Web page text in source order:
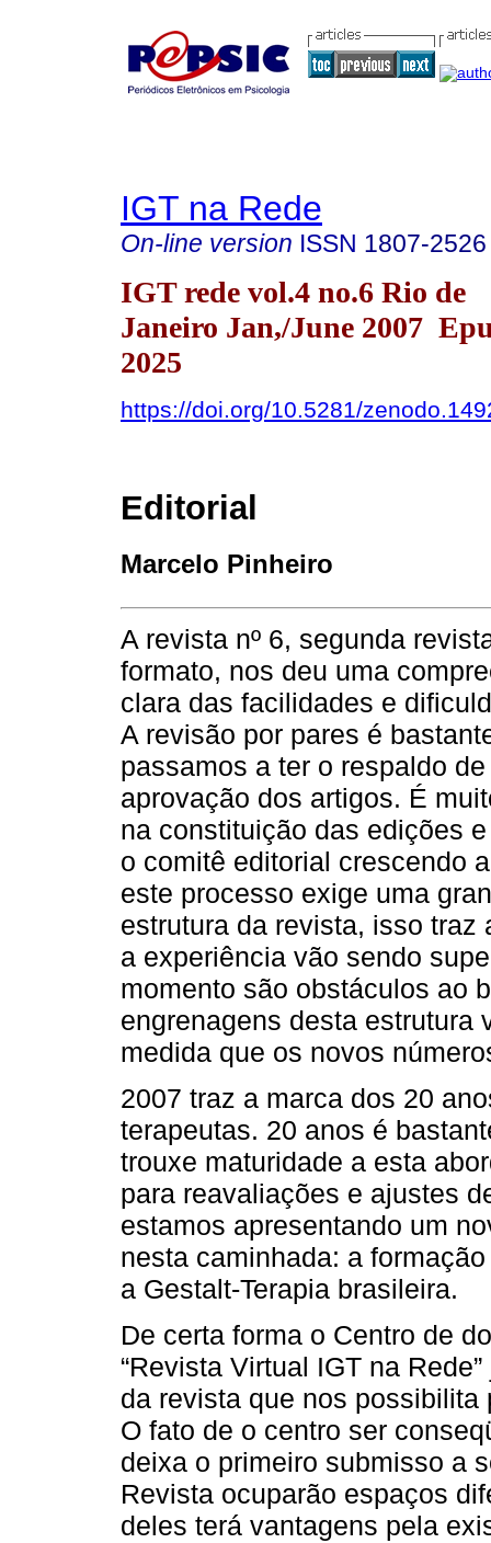
IGT na Rede
On-line version ISSN 1807-2526
IGT rede vol.4 no.6 Rio de
Janeiro Jan,/June 2007
2025
https://doi.org/10.5281/
Editorial
Marcelo Pinheiro
A revista nº 6, segunda
formato, nos deu uma
clara das facilidades e
A revisão por pares é
passamos a ter o respaldo
aprovação dos artigos. É
na constituição das edições
o comitê editorial crescendo
este processo exige uma
estrutura da revista, isso
a experiência vão sendo
momento são obstáculos ao
engrenagens desta estrutura
medida que os novos
2007 traz a marca dos 20
terapeutas. 20 anos é
trouxe maturidade a esta
para reavaliações e ajustes
estamos apresentando um
nesta caminhada: a
a Gestalt-Terapia brasileira.
De certa forma o Centro de
“Revista Virtual IGT na
da revista que nos
O fato de o centro ser
deixa o primeiro submisso a
Revista ocuparão espaços
deles terá vantagens pela